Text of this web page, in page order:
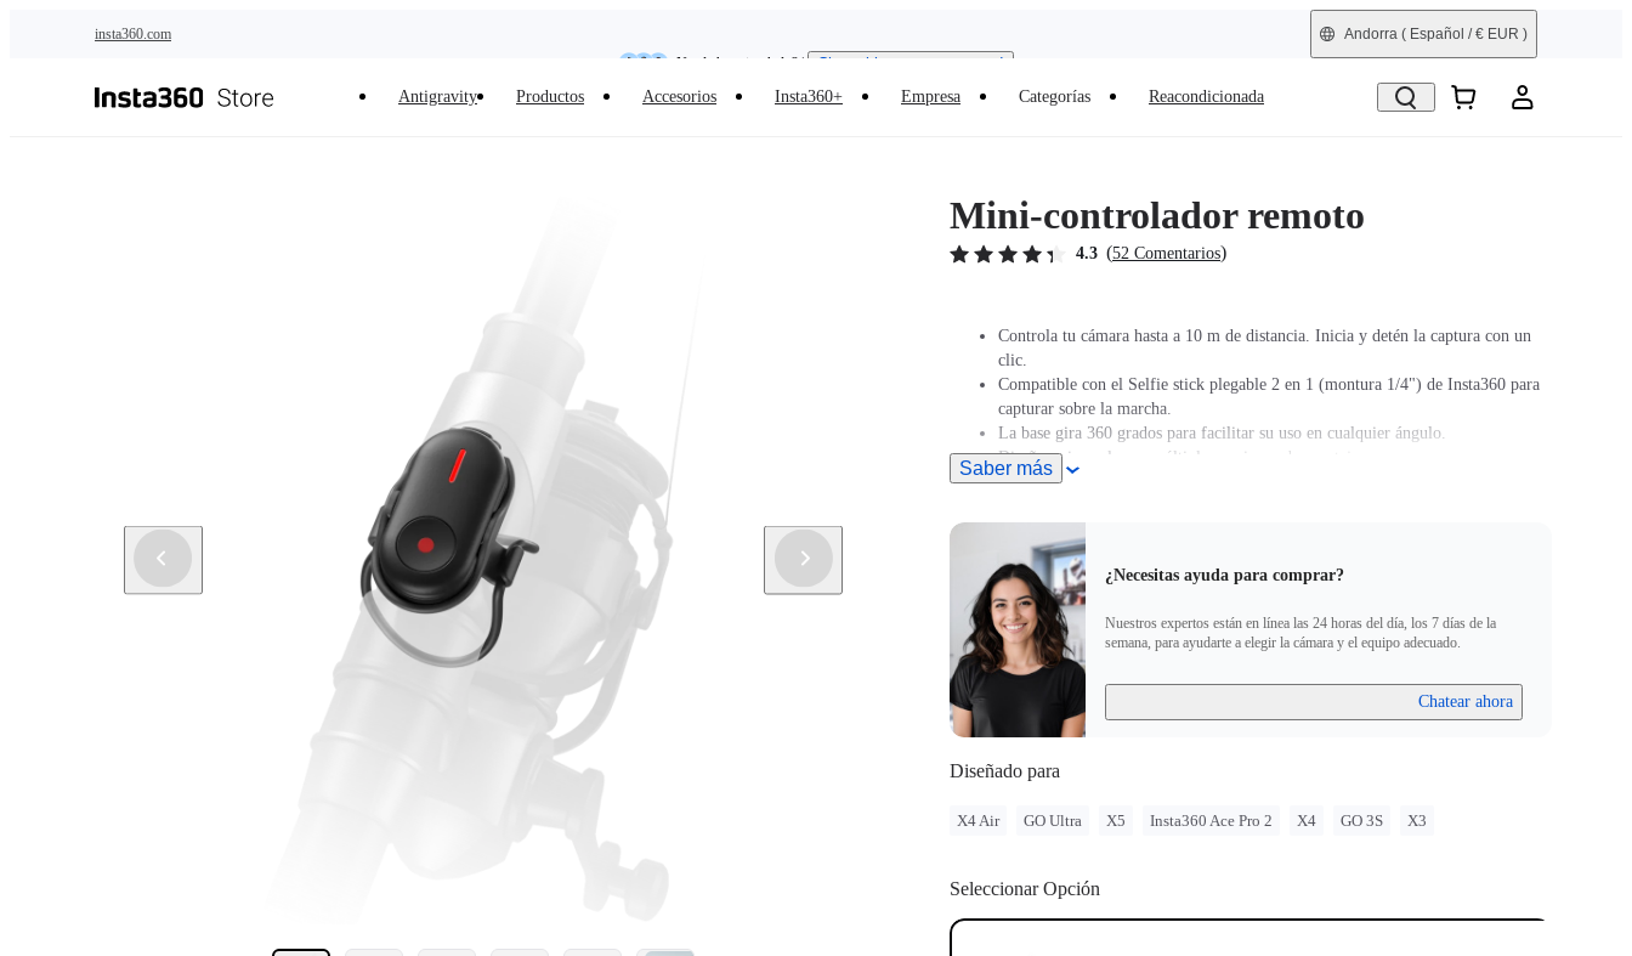
insta360.com
Need shopping help? | Chat with our experts now!
Andorra ( Español / € EUR )
Antigravity Productos Accesorios Insta360+ Empresa Categorías Reacondicionada
Mini-controlador remoto
4.3 (52 Comentarios)
Controla tu cámara hasta a 10 m de distancia. Inicia y detén la captura con un
clic.
Compatible con el Selfie stick plegable 2 en 1 (montura 1/4") de Insta360 para
capturar sobre la marcha.
La base gira 360 grados para facilitar su uso en cualquier ángulo.
Diseño universal para múltiples opciones de montaje.
Para comprobar la compatibilidad de la cámara, por favor, consulta el sitio web
Saber más
¿Necesitas ayuda para comprar?
Nuestros expertos están en línea las 24 horas del día, los 7 días de la
semana, para ayudarte a elegir la cámara y el equipo adecuado.
Chatear ahora
Diseñado para
X4 Air GO Ultra X5 Insta360 Ace Pro 2 X4 GO 3S X3
Seleccionar Opción